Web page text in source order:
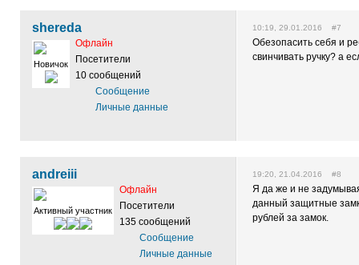
shereda
Новичок
Офлайн
Посетители
10 сообщений
Сообщение
Личные данные
10:19, 29.01.2016 #7
Обезопасить себя и
свинчивать ручку? а
andreiii
Активный участник
Офлайн
Посетители
135 сообщений
Сообщение
Личные данные
19:20, 21.04.2016 #8
Я да же и не
данный защитные
рублей за замок.